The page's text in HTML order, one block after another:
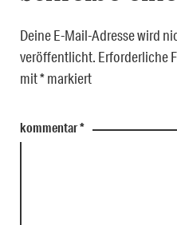
Deine E-Mail-Adresse wird
veröffentlicht. Erforderliche
mit*markiert
kommentar*